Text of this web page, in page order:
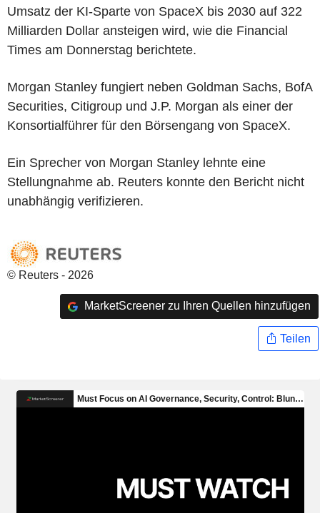
Umsatz der KI-Sparte von SpaceX bis 2030 auf 322
Milliarden Dollar ansteigen wird, wie die Financial
Times am Donnerstag berichtete.
Morgan Stanley fungiert neben Goldman Sachs, BofA
Securities, Citigroup und J.P. Morgan als einer der
Konsortialführer für den Börsengang von SpaceX.
Ein Sprecher von Morgan Stanley lehnte eine
Stellungnahme ab. Reuters konnte den Bericht nicht
unabhängig verifizieren.
© Reuters - 2026
MarketScreener zu Ihren Quellen hinzufügen
Teilen